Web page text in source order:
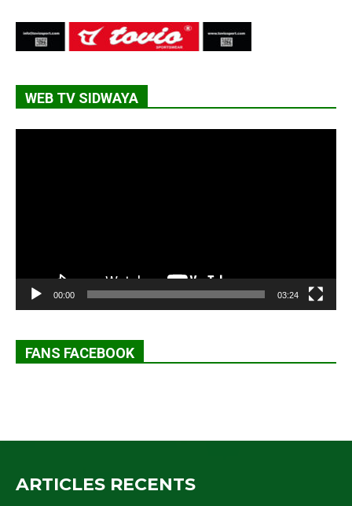
WEB TV SIDWAYA
00:00 03:24
FANS FACEBOOK
ARTICLES RECENTS